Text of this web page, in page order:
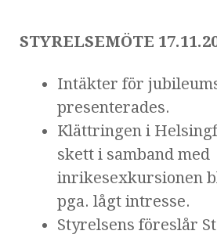
STYRELSEMÖTE
Intäkter för
presenterades.
Klättringen i
skett i samband med
inrikesexkursionen
pga. lågt intresse.
Styrelsens föreslår